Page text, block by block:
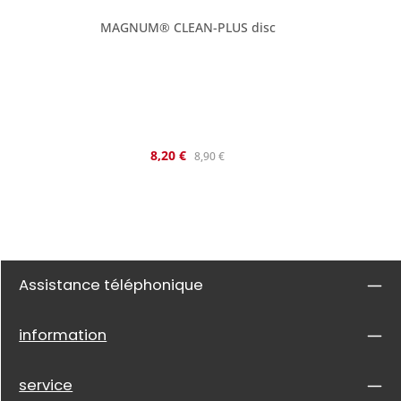
MAGNUM® CLEAN-PLUS disc
Prix de vente :
8,20 € Prix régulier :
8,90 €
Assistance téléphonique
information
service